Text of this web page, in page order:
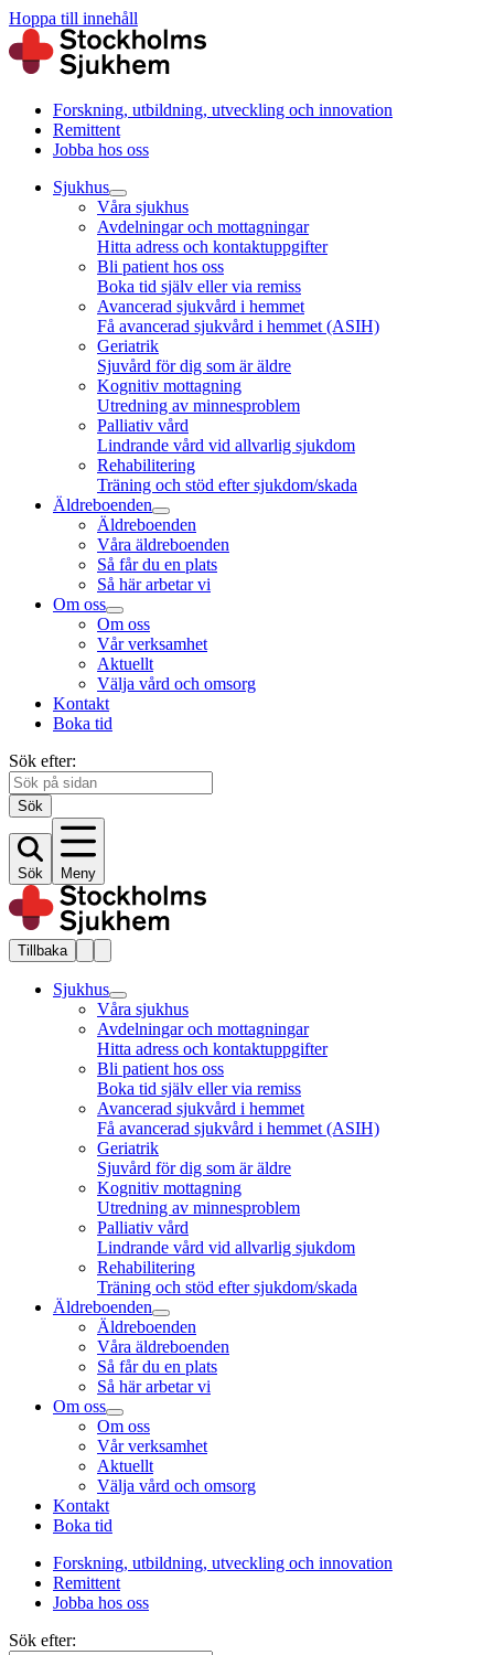
Hoppa till innehåll
Forskning, utbildning, utveckling och innovation
Remittent
Jobba hos oss
Sjukhus
Våra sjukhus
Avdelningar och mottagningar
Hitta adress och kontaktuppgifter
Bli patient hos oss
Boka tid själv eller via remiss
Avancerad sjukvård i hemmet
Få avancerad sjukvård i hemmet (ASIH)
Geriatrik
Sjuvård för dig som är äldre
Kognitiv mottagning
Utredning av minnesproblem
Palliativ vård
Lindrande vård vid allvarlig sjukdom
Rehabilitering
Träning och stöd efter sjukdom/skada
Äldreboenden
Äldreboenden
Våra äldreboenden
Så får du en plats
Så här arbetar vi
Om oss
Om oss
Vår verksamhet
Aktuellt
Välja vård och omsorg
Kontakt
Boka tid
Sök efter:
Sök
Sök Meny
Tillbaka
Sjukhus
Våra sjukhus
Avdelningar och mottagningar
Hitta adress och kontaktuppgifter
Bli patient hos oss
Boka tid själv eller via remiss
Avancerad sjukvård i hemmet
Få avancerad sjukvård i hemmet (ASIH)
Geriatrik
Sjuvård för dig som är äldre
Kognitiv mottagning
Utredning av minnesproblem
Palliativ vård
Lindrande vård vid allvarlig sjukdom
Rehabilitering
Träning och stöd efter sjukdom/skada
Äldreboenden
Äldreboenden
Våra äldreboenden
Så får du en plats
Så här arbetar vi
Om oss
Om oss
Vår verksamhet
Aktuellt
Välja vård och omsorg
Kontakt
Boka tid
Forskning, utbildning, utveckling och innovation
Remittent
Jobba hos oss
Sök efter: